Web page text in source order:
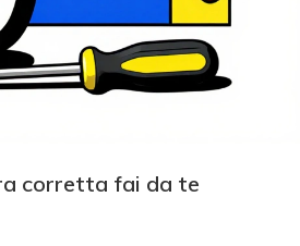
corretta fai da te